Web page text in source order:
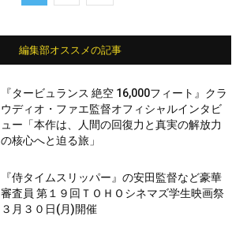
編集部オススメの記事
『タービュランス 絶空 16,000フィート』クラ
ウディオ・ファエ監督オフィシャルインタビ
ュー「本作は、人間の回復力と真実の解放力
の核心へと迫る旅」
『侍タイムスリッパー』の安田監督など豪華
審査員 第１９回ＴＯＨＯシネマズ学生映画祭
３月３０日(月)開催